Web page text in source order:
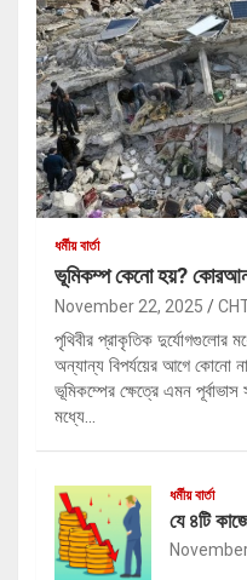
ধর্মীয় বার্তা
ভূমিকম্প কেনো হয়?
November 22, 2025
পৃথিবীর প্রাকৃতিক দুর্যোগগুলোর
অন্যান্য বিপর্যয়ের আগে কোনো
ভূমিকম্পের ক্ষেত্রে এমন
মধ্যে…
ধর্মীয় বার্তা
যে ৪টি